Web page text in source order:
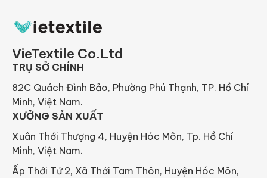
VieTextile Co.Ltd
TRỤ SỞ CHÍNH
82C Quách Đình Bảo, Phường Phú Thạnh, TP. Hồ Chí
Minh, Việt Nam.
XƯỞNG SẢN XUẤT
Xuân Thới Thượng 4, Huyện Hóc Môn, Tp. Hồ Chí
Minh, Việt Nam.
Ấp Thới Tứ 2, Xã Thới Tam Thôn, Huyện Hóc Môn,